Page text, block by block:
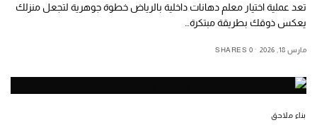
تعد عملية اختيار معلم دهانات داخلية بالرياض خطوة جوهرية لتجعل منزلك
يعكس ذوقك بطريقة مبتكرة…
مارس 18, 2026 0 SHARES
بناء ملاحق